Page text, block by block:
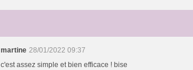
martine 28/01/2022 09:37
c'est assez simple et bien efficace ! bise